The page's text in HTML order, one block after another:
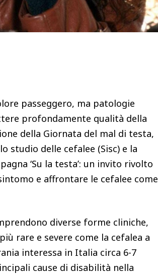
passeggero, ma patologie
profondamente qualità della
della Giornata del mal di testa,
studio delle cefalee (Sisc) e la
‘Su la testa’: un invito rivolto
e affrontare le cefalee come
diverse forme cliniche,
rare e severe come la cefalea a
interessa in Italia circa 6-7
cause di disabilità nella